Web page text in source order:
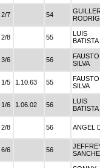
2/7 54
2/8 55
LUIS
BATISTA
3/6 56
SILVA
1/5 1.10.63 55
SILVA
1/6 1.06.02 56
LUIS
BATISTA
2/8 56 ANGEL
6/6 56